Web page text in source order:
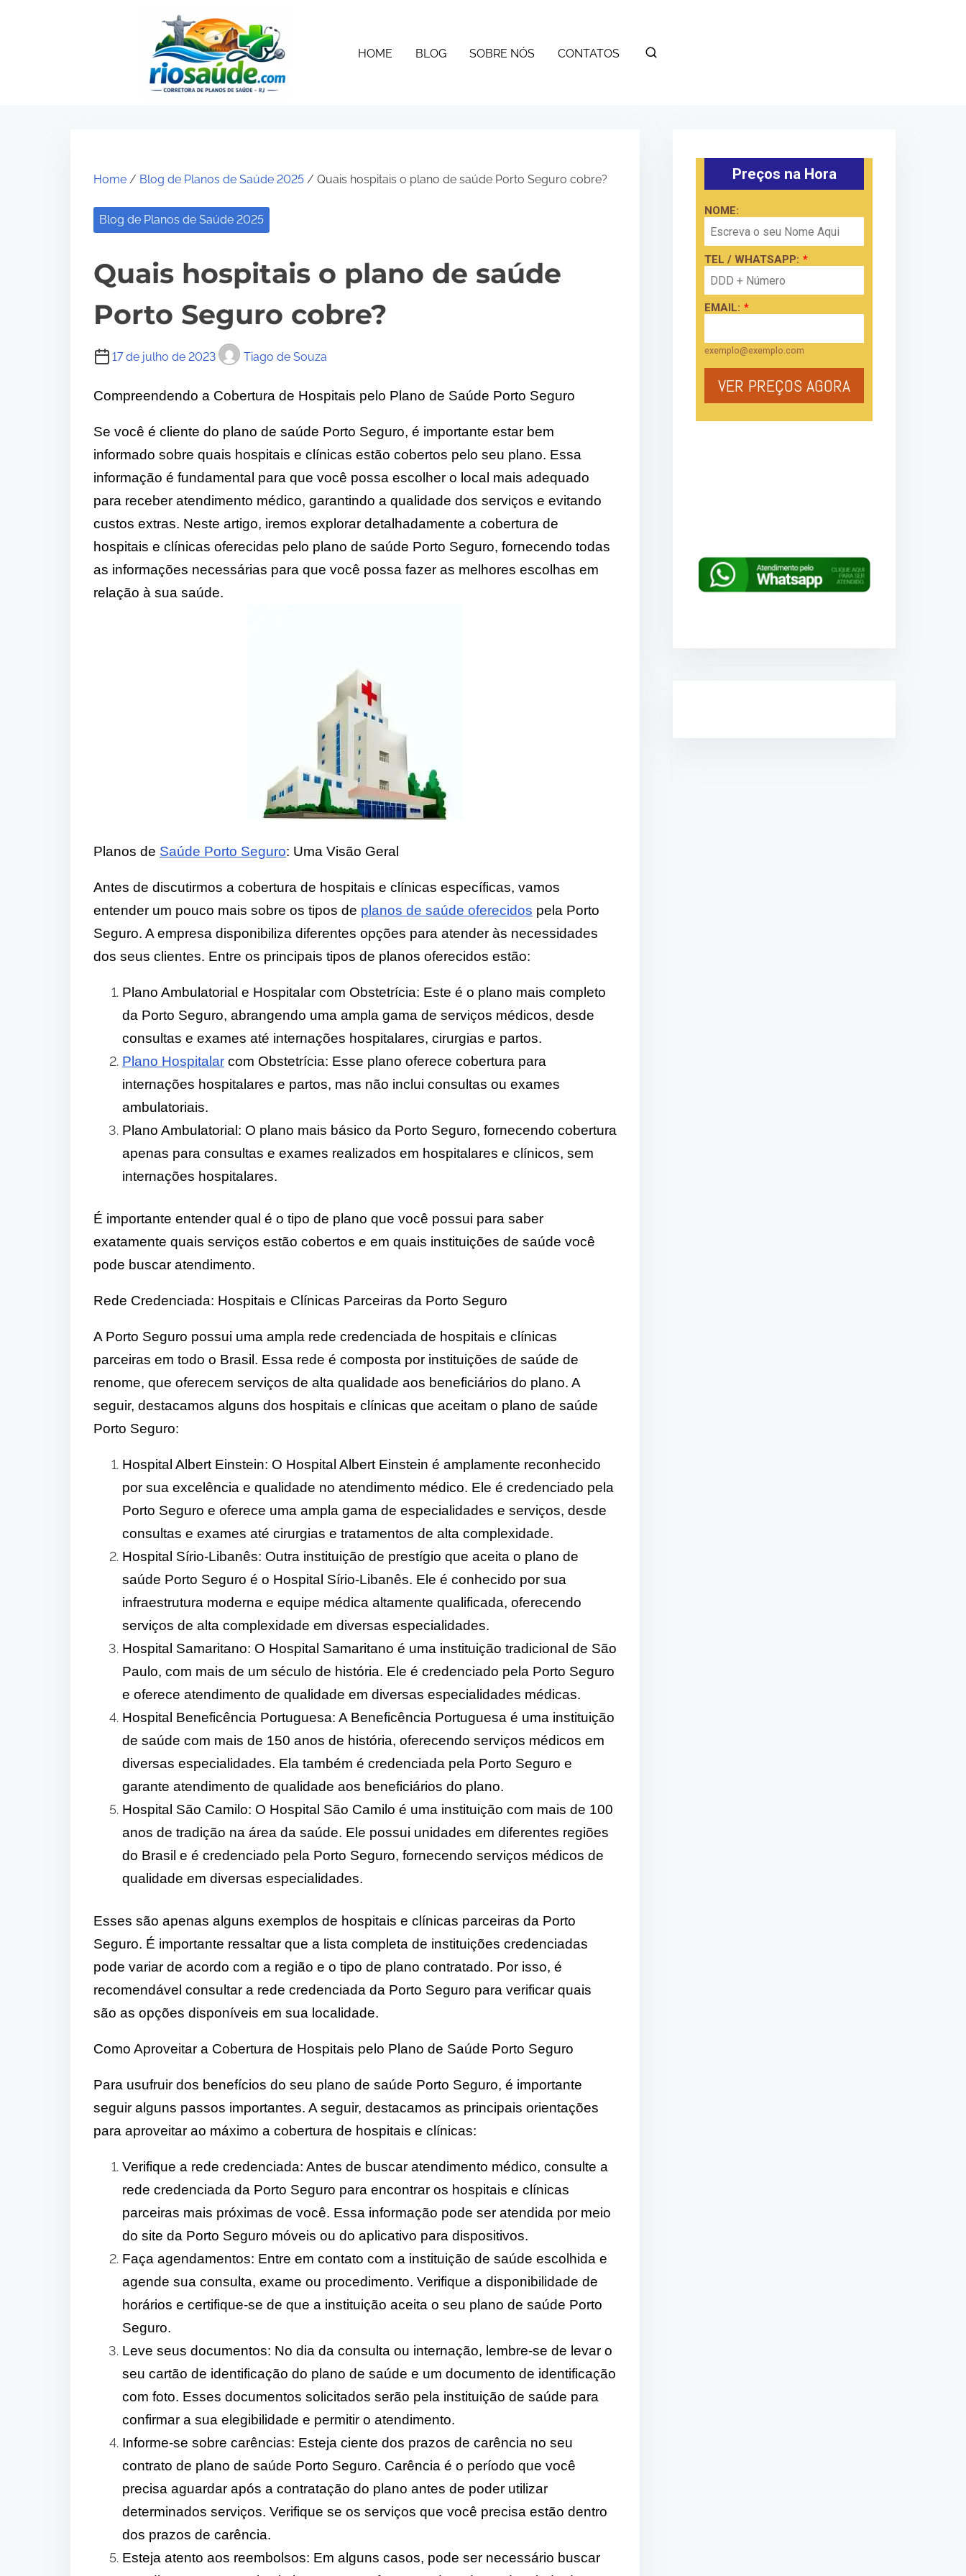
HOME BLOG SOBRE NÓS CONTATOS
Home / Blog de Planos de Saúde 2025 / Quais hospitais o plano de saúde Porto Seguro cobre?
Blog de Planos de Saúde 2025
Quais hospitais o plano de saúde
Porto Seguro cobre?
17 de julho de 2023 Tiago de Souza
Compreendendo a Cobertura de Hospitais pelo Plano de Saúde Porto Seguro
Se você é cliente do plano de saúde Porto Seguro, é importante estar bem
informado sobre quais hospitais e clínicas estão cobertos pelo seu plano. Essa
informação é fundamental para que você possa escolher o local mais adequado
para receber atendimento médico, garantindo a qualidade dos serviços e evitando
custos extras. Neste artigo, iremos explorar detalhadamente a cobertura de
hospitais e clínicas oferecidas pelo plano de saúde Porto Seguro, fornecendo todas
as informações necessárias para que você possa fazer as melhores escolhas em
relação à sua saúde.
Planos de Saúde Porto Seguro: Uma Visão Geral
Antes de discutirmos a cobertura de hospitais e clínicas específicas, vamos
entender um pouco mais sobre os tipos de planos de saúde oferecidos pela Porto
Seguro. A empresa disponibiliza diferentes opções para atender às necessidades
dos seus clientes. Entre os principais tipos de planos oferecidos estão:
Plano Ambulatorial e Hospitalar com Obstetrícia: Este é o plano mais completo
da Porto Seguro, abrangendo uma ampla gama de serviços médicos, desde
consultas e exames até internações hospitalares, cirurgias e partos.
Plano Hospitalar com Obstetrícia: Esse plano oferece cobertura para
internações hospitalares e partos, mas não inclui consultas ou exames
ambulatoriais.
Plano Ambulatorial: O plano mais básico da Porto Seguro, fornecendo cobertura
apenas para consultas e exames realizados em hospitalares e clínicos, sem
internações hospitalares.
É importante entender qual é o tipo de plano que você possui para saber
exatamente quais serviços estão cobertos e em quais instituições de saúde você
pode buscar atendimento.
Rede Credenciada: Hospitais e Clínicas Parceiras da Porto Seguro
A Porto Seguro possui uma ampla rede credenciada de hospitais e clínicas
parceiras em todo o Brasil. Essa rede é composta por instituições de saúde de
renome, que oferecem serviços de alta qualidade aos beneficiários do plano. A
seguir, destacamos alguns dos hospitais e clínicas que aceitam o plano de saúde
Porto Seguro:
Hospital Albert Einstein: O Hospital Albert Einstein é amplamente reconhecido
por sua excelência e qualidade no atendimento médico. Ele é credenciado pela
Porto Seguro e oferece uma ampla gama de especialidades e serviços, desde
consultas e exames até cirurgias e tratamentos de alta complexidade.
Hospital Sírio-Libanês: Outra instituição de prestígio que aceita o plano de
saúde Porto Seguro é o Hospital Sírio-Libanês. Ele é conhecido por sua
infraestrutura moderna e equipe médica altamente qualificada, oferecendo
serviços de alta complexidade em diversas especialidades.
Hospital Samaritano: O Hospital Samaritano é uma instituição tradicional de São
Paulo, com mais de um século de história. Ele é credenciado pela Porto Seguro
e oferece atendimento de qualidade em diversas especialidades médicas.
Hospital Beneficência Portuguesa: A Beneficência Portuguesa é uma instituição
de saúde com mais de 150 anos de história, oferecendo serviços médicos em
diversas especialidades. Ela também é credenciada pela Porto Seguro e
garante atendimento de qualidade aos beneficiários do plano.
Hospital São Camilo: O Hospital São Camilo é uma instituição com mais de 100
anos de tradição na área da saúde. Ele possui unidades em diferentes regiões
do Brasil e é credenciado pela Porto Seguro, fornecendo serviços médicos de
qualidade em diversas especialidades.
Esses são apenas alguns exemplos de hospitais e clínicas parceiras da Porto
Seguro. É importante ressaltar que a lista completa de instituições credenciadas
pode variar de acordo com a região e o tipo de plano contratado. Por isso, é
recomendável consultar a rede credenciada da Porto Seguro para verificar quais
são as opções disponíveis em sua localidade.
Como Aproveitar a Cobertura de Hospitais pelo Plano de Saúde Porto Seguro
Para usufruir dos benefícios do seu plano de saúde Porto Seguro, é importante
seguir alguns passos importantes. A seguir, destacamos as principais orientações
para aproveitar ao máximo a cobertura de hospitais e clínicas:
Verifique a rede credenciada: Antes de buscar atendimento médico, consulte a
rede credenciada da Porto Seguro para encontrar os hospitais e clínicas
parceiras mais próximas de você. Essa informação pode ser atendida por meio
do site da Porto Seguro móveis ou do aplicativo para dispositivos.
Faça agendamentos: Entre em contato com a instituição de saúde escolhida e
agende sua consulta, exame ou procedimento. Verifique a disponibilidade de
horários e certifique-se de que a instituição aceita o seu plano de saúde Porto
Seguro.
Leve seus documentos: No dia da consulta ou internação, lembre-se de levar o
seu cartão de identificação do plano de saúde e um documento de identificação
com foto. Esses documentos solicitados serão pela instituição de saúde para
confirmar a sua elegibilidade e permitir o atendimento.
Informe-se sobre carências: Esteja ciente dos prazos de carência no seu
contrato de plano de saúde Porto Seguro. Carência é o período que você
precisa aguardar após a contratação do plano antes de poder utilizar
determinados serviços. Verifique se os serviços que você precisa estão dentro
dos prazos de carência.
Esteja atento aos reembolsos: Em alguns casos, pode ser necessário buscar